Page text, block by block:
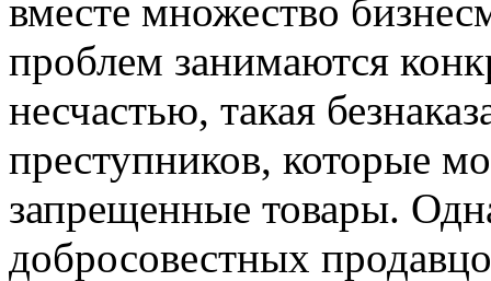
вместе множество
проблем занимаются
несчастью, такая
преступников, которые
запрещенные товары.
добросовестных